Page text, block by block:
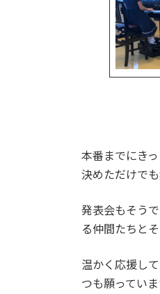
本番までにき
決めただけで
発表会もそう
る仲間たちとそ
温かく応援し
つも願っていま